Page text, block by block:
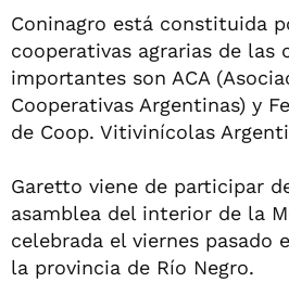
Coninagro está constituida
cooperativas agrarias de las
importantes son ACA
Cooperativas Argentinas) y
de Coop. Vitivinícolas
Garetto viene de participar
asamblea del interior de la
celebrada el viernes pasado
la provincia de Río Negro.